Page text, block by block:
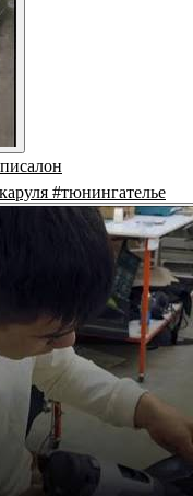
#тюнингателье